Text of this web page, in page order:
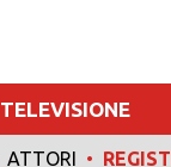
TELEVISIONE
ATTORI •